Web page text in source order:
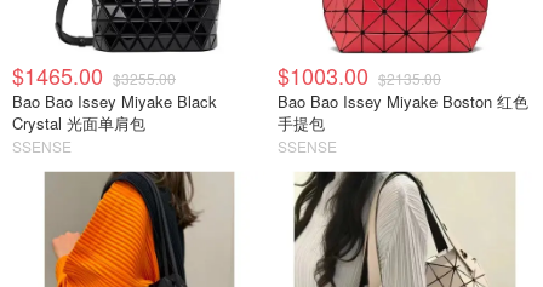
$1465.00 $3255.00
Bao Bao Issey Miyake Black
Crystal 光面单肩包
SSENSE
$1003.00 $2135.00
Bao Bao Issey Miyake Boston 红色
手提包
SSENSE